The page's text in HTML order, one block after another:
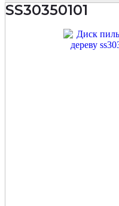
мм
Woodcutter
Professional
SS30350101